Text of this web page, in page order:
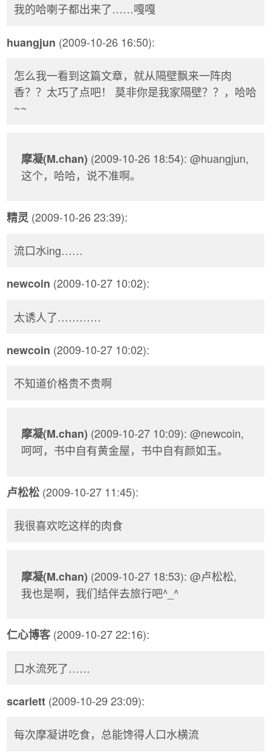
我的哈喇子都出来了……嘎嘎
huangjun (2009-10-26 16:50):
怎么我一看到这篇文章，就从隔壁飘来一阵肉
香？？太巧了点吧！ 莫非你是我家隔壁？？，哈哈
~~
摩凝(M.chan) (2009-10-26 18:54): @huangjun,
这个，哈哈，说不准啊。
精灵 (2009-10-26 23:39):
流口水ing……
newcoin (2009-10-27 10:02):
太诱人了…………
newcoin (2009-10-27 10:02):
不知道价格贵不贵啊
摩凝(M.chan) (2009-10-27 10:09): @newcoin,
呵呵，书中自有黄金屋，书中自有颜如玉。
卢松松 (2009-10-27 11:45):
我很喜欢吃这样的肉食
摩凝(M.chan) (2009-10-27 18:53): @卢松松,
我也是啊，我们结伴去旅行吧^_^
仁心博客(2009-10-27 22:16):
口水流死了……
scarlett (2009-10-29 23:09):
每次摩凝讲吃食，总能馋得人口水横流